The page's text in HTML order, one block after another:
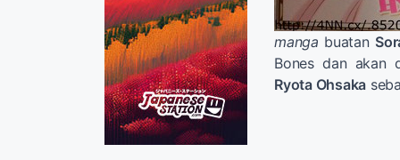
manga buatan
Bones dan akan
Ryota Ohsaka